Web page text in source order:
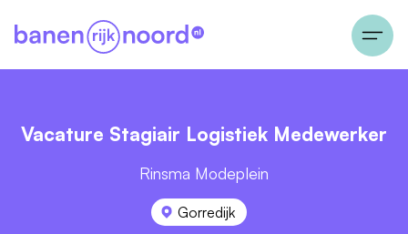
Vacature Stagiair Logistiek Medewerker
Rinsma Modeplein
Gorredijk